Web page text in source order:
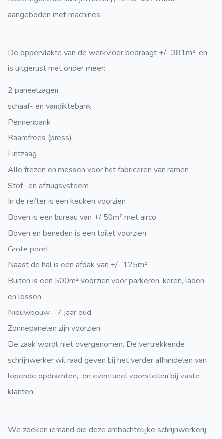
aangeboden met machines
De oppervlakte van de werkvloer bedraagt +/- 381m², en
is uitgerust met onder meer:
2 paneelzagen
schaaf- en vandiktebank
Pennenbank
Raamfrees (press)
Lintzaag
Alle frezen en messen voor het fabriceren van ramen
Stof- en afzuigsysteem
In de refter is een keuken voorzien
Boven is een bureau van +/ 50m² met airco
Boven en beneden is een toilet voorzien
Grote poort
Naast de hal is een afdak van +/- 125m²
Buiten is een 500m² voorzien voor parkeren, keren, laden
en lossen
Nieuwbouw - 7 jaar oud
Zonnepanelen zijn voorzien
De zaak wordt niet overgenomen. De vertrekkende
schrijnwerker wil raad geven bij het verder afhandelen van
lopende opdrachten, en eventueel voorstellen bij vaste
klanten
We zoeken iemand die deze ambachtelijke schrijnwerkerij